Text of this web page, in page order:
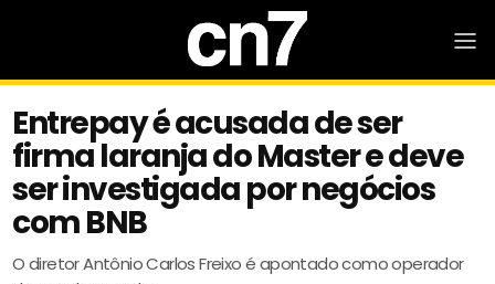
Entrepay é acusada de ser
firma laranja do Master e deve
ser investigada por negócios
com BNB
O diretor Antônio Carlos Freixo é apontado como operador